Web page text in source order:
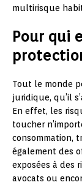
multirisque
Pour qui
Tout le monde
juridique, qu’il
En effet, les
toucher
consommation,
également des
exposées à des
avocats ou